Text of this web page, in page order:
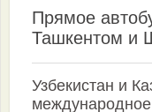
Прямое
Ташкентом и
Узбекистан и